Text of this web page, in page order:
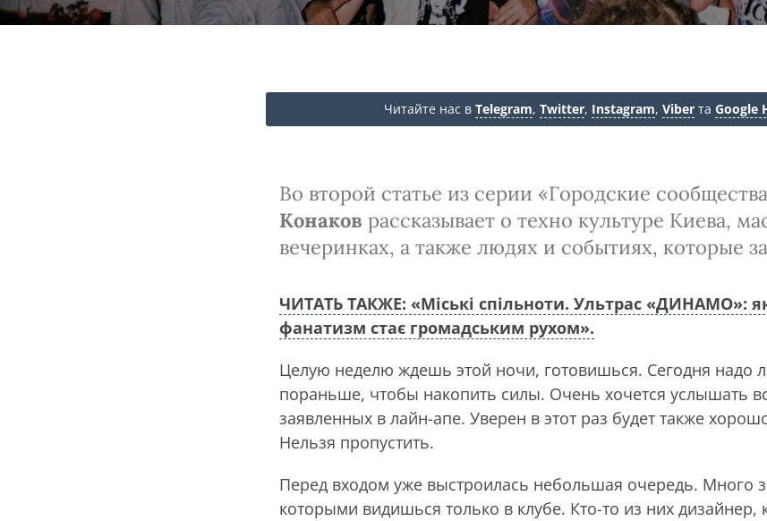
Читайте нас в Telegram, Twitter, Instagram, Viber та Google
Во второй статье из серии «Городские
Конаков рассказывает о техно культуре Киева,
вечеринках, а также людях и событиях, которые
ЧИТАТЬ ТАКЖЕ: «Міські спільноти. Ультрас «ДИНАМО»:
фанатизм стає громадським рухом».
Целую неделю ждешь этой ночи, готовишься. Сегодня надо
пораньше, чтобы накопить силы. Очень хочется услышать
заявленных в лайн-апе. Уверен в этот раз будет также
Нельзя пропустить.
Перед входом уже выстроилась небольшая очередь. Много
которыми видишься только в клубе. Кто-то из них дизайнер,